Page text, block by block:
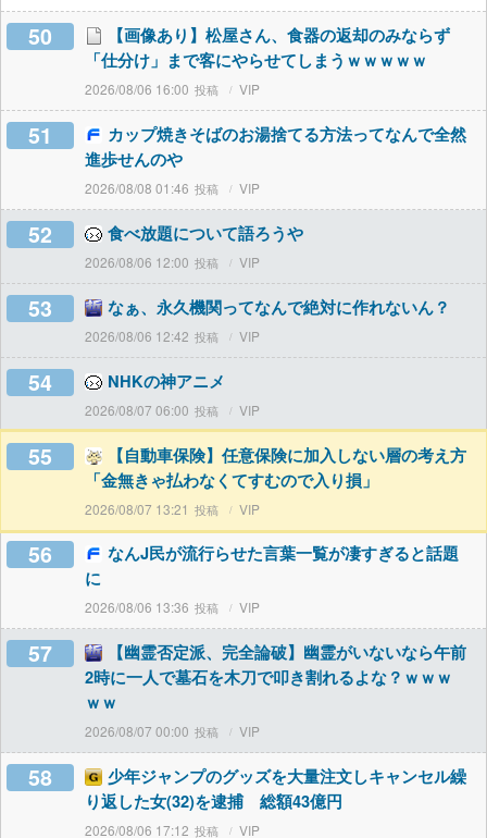
50
【画像あり】松屋さん、食器の返却のみならず
「仕分け」まで客にやらせてしまうｗｗｗｗｗ
2026/08/06 16:00 VIP
51
カップ焼きそばのお湯捨てる方法ってなんで全然
進歩せんのや
2026/08/08 01:46 VIP
52 食べ放題について語ろうや
2026/08/06 12:00 VIP
53 なぁ、永久機関ってなんで絶対に作れないん？
2026/08/06 12:42 VIP
54 NHKの神アニメ
2026/08/07 06:00 VIP
55
【自動車保険】任意保険に加入しない層の考え方
「金無きゃ払わなくてすむので入り損」
2026/08/07 13:21 VIP
56
なんJ民が流行らせた言葉一覧が凄すぎると話題
に
2026/08/06 13:36 VIP
57
【幽霊否定派、完全論破】幽霊がいないなら午前
2時に一人で墓石を木刀で叩き割れるよな？ｗｗｗ
ｗｗ
2026/08/07 00:00 VIP
58
少年ジャンプのグッズを大量注文しキャンセル繰
り返した女(32)を逮捕 総額43億円
2026/08/06 17:12 VIP